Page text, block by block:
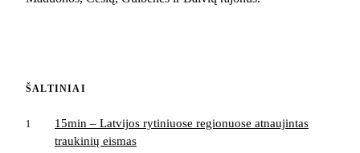
ŠALTINIAI
1
15min – Latvijos rytiniuose regionuose atnaujintas
traukinių eismas